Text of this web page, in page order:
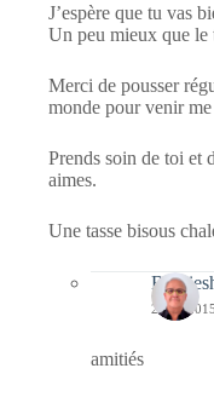
J’espère que tu vas
Un peu mieux que le
Merci de pousser
monde pour venir
Prends soin de toi et
aimes.
Une tasse bisous
20/01/
amitiés